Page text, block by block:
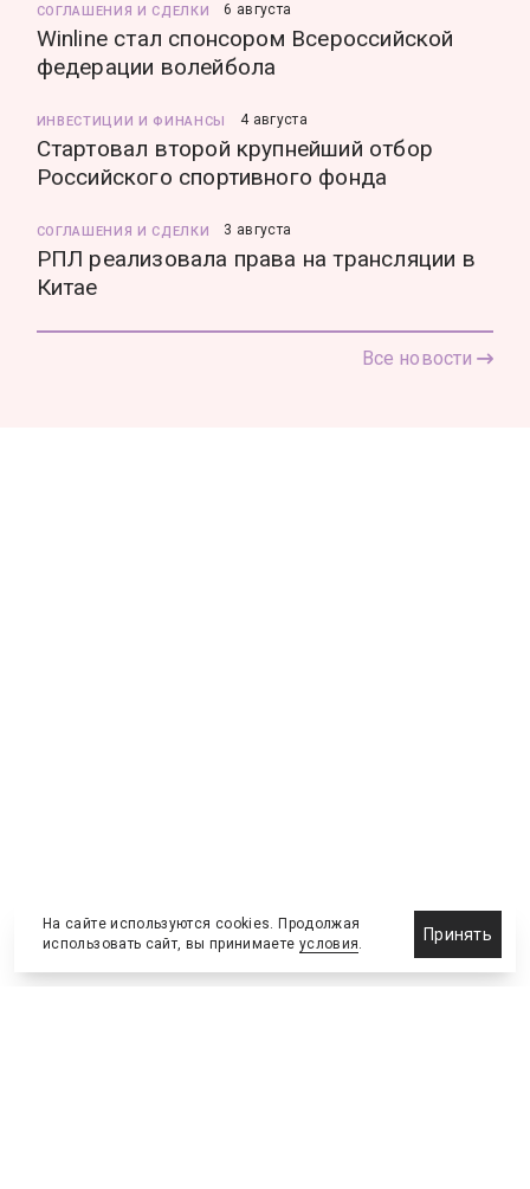
СОГЛАШЕНИЯ И СДЕЛКИ 6 августа
Winline стал спонсором Всероссийской
федерации волейбола
ИНВЕСТИЦИИ И ФИНАНСЫ 4 августа
Стартовал второй крупнейший отбор
Российского спортивного фонда
СОГЛАШЕНИЯ И СДЕЛКИ 3 августа
РПЛ реализовала права на трансляции в
Китае
Все новости
На сайте используются cookies. Продолжая
использовать сайт, вы принимаете условия.
Принять